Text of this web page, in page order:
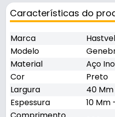
Características do
Marca
Hastvel
Modelo
Material
Aço
Cor
Preto
Largura
40
Espessura
10 Mm